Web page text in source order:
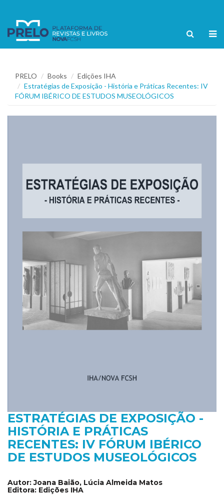
PRELO Books
Edições IHA
Estratégias de Exposição - História e Práticas Recentes: IV
FÓRUM IBÉRICO DE ESTUDOS MUSEOLÓGICOS
ESTRATÉGIAS DE EXPOSIÇÃO -
HISTÓRIA E PRÁTICAS
RECENTES: IV FÓRUM IBÉRICO
DE ESTUDOS MUSEOLÓGICOS
Autor:Joana Baião, Lúcia Almeida Matos
Editora: Edições IHA